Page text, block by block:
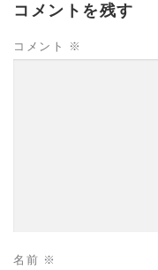
コメントを残す
コメント ※
名前 ※